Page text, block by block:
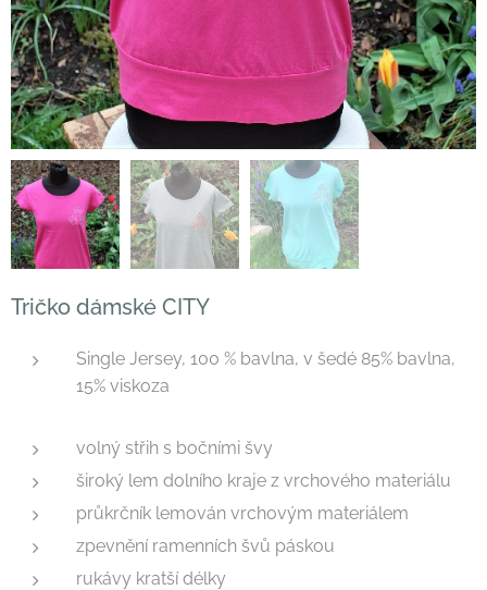
Tričko dámské CITY
Single Jersey, 100 % bavlna, v šedé 85% bavlna,
15% viskoza
volný střih s bočními švy
široký lem dolního kraje z vrchového materiálu
průkrčník lemován vrchovým materiálem
zpevnění ramenních švů páskou
rukávy kratší délky